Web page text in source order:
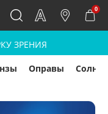
0
ЗРЕНИЯ
Оправы